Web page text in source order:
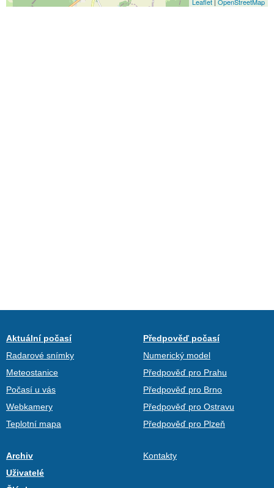
Leaflet | OpenStreetMap
Aktuální počasí
Radarové snímky
Meteostanice
Počasí u vás
Webkamery
Teplotní mapa
Předpověď počasí
Numerický model
Předpověď pro Prahu
Předpověď pro Brno
Předpověď pro Ostravu
Předpověď pro Plzeň
Archiv
Uživatelé
Kontakty